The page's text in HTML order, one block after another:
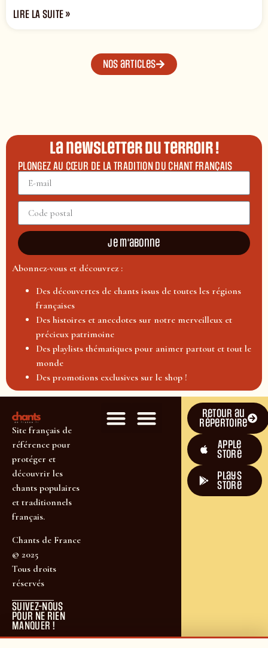
LIRE LA SUITE »
Nos articles
La newsletter du terroir !
PLONGEZ AU CŒUR DE LA TRADITION DU CHANT FRANÇAIS
Je m'abonne
Abonnez-vous et découvrez :
Des découvertes de chants issus de toutes les régions
françaises
Des histoires et anecdotes sur notre merveilleux et
précieux patrimoine
Des playlists thématiques pour animer partout et tout le
monde
Des promotions exclusives sur le shop !
Site français de
référence pour
protéger et
découvrir les
chants populaires
et traditionnels
français.
Chants de France
© 2025
Tous droits
réservés
SUIVEZ-NOUS
POUR NE RIEN
MANQUER !
Retour au
répertoire
Apple
Store
plays
store